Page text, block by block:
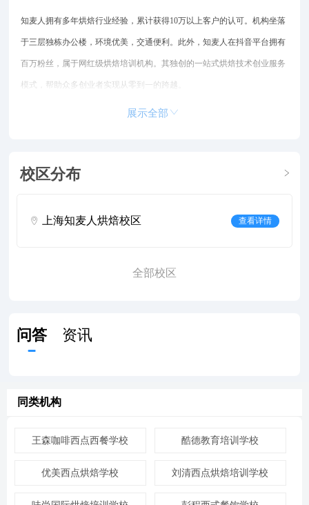
知麦人拥有多年烘焙行业经验，累计获得10万以上客户的认可。机构坐落
于三层独栋办公楼，环境优美，交通便利。此外，知麦人在抖音平台拥有
百万粉丝，属于网红级烘焙培训机构。其独创的一站式烘焙技术创业服务
模式，帮助众多创业者实现从零到一的跨越。
展示全部
校区分布
上海知麦人烘焙校区 查看详情
全部校区
问答 资讯
同类机构
王森咖啡西点西餐学校 酷德教育培训学校
优美西点烘焙学校 刘清西点烘焙培训学校